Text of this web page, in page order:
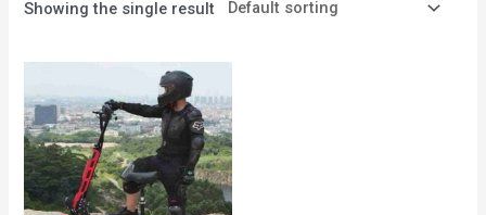
Showing the single result